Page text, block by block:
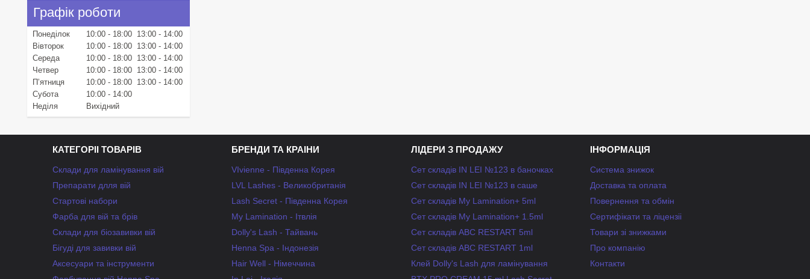
Графік роботи
Понеділок 10:00 18:00 13:00
14:00
Вівторок
10:00 18:00 13:00
14:00
Середа
10:00 18:00 13:00
14:00
Четвер
10:00 18:00 13:00
14:00
Пʼятниця
10:00 18:00 13:00
14:00
Субота
10:00
14:00
Неділя
Вихідний
КАТЕГОРІІ ТОВАРІВ
Склади для ламінування вій
Препарати длля вій
Стартові набори
Фарба для вій та брів
Склади для біозавивки вій
Бігуді для завивки вій
Аксесуари та інструменти
БРЕНДИ ТА КРАІНИ
VIvienne - Південна Корея
LVL Lashes - Великобританія
Lash Secret - Південна Корея
My Lamination - Ітвлія
Dolly's Lash - Тайвань
Henna Spa - Індонезія
Hair Well - Німеччина
ЛІДЕРИ З ПРОДАЖУ
Сет складів IN LEI №123 в баночках
Сет складів IN LEI №123 в саше
Сет складів My Lamination+ 5ml
Сет складів My Lamination+ 1.5ml
Сет складів ABC RESTART 5ml
Сет складів ABC RESTART 1ml
Клей Dolly's Lash для ламінування
ІНФОРМАЦІЯ
Система знижок
Доставка та оплата
Повернення та обмін
Сертифікати та ліцензіі
Товари зі знижками
Про компанію
Контакти